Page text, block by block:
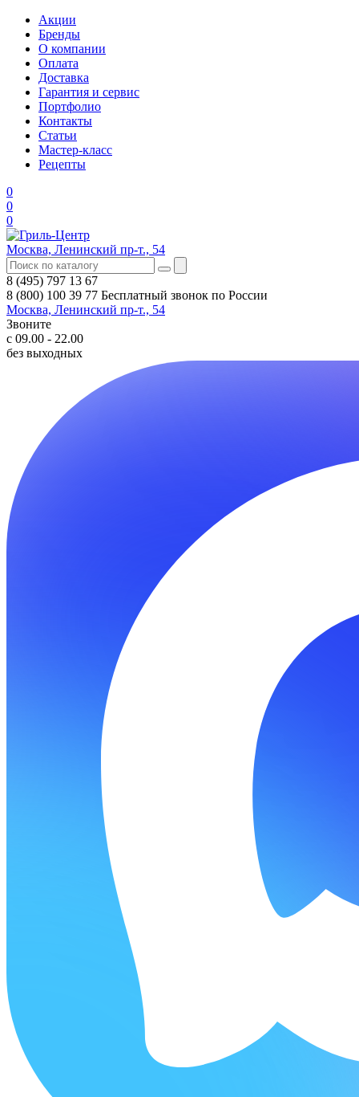
Акции
Бренды
О компании
Оплата
Доставка
Гарантия и сервис
Портфолио
Контакты
Статьи
Мастер-класс
Рецепты
0
0
0
Москва, Ленинский пр-т., 54
8 (495) 797 13 67
8 (800) 100 39 77 Бесплатный звонок по России
Москва, Ленинский пр-т., 54
Звоните
с 09.00 - 22.00
без выходных